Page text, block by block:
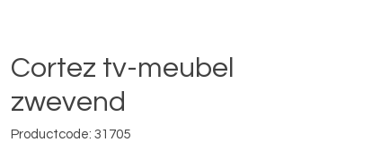
Cortez tv-meubel
zwevend
Productcode: 31705